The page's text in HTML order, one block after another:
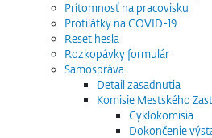
Prítomnosť na pracovisku
Protilátky na COVID-19
Reset hesla
Rozkopávky formulár
Samospráva
Detail zasadnutia
Komisie Mestského
Cyklokomisia
Dokončenie